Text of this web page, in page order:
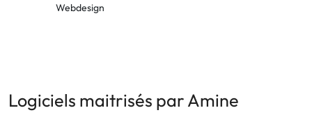
Webdesign
Logiciels maitrisés par Amine